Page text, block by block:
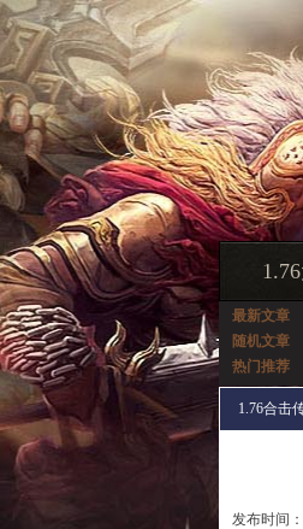
最新文章
随机文章
热门推荐
1.76合击
发布时间